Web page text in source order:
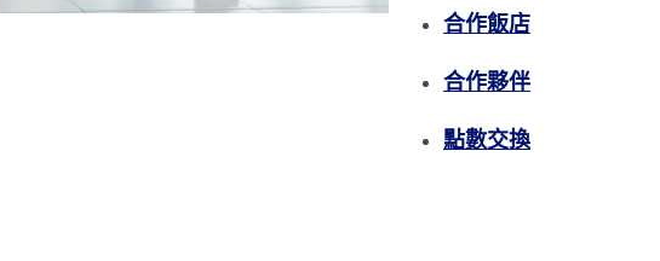
合作飯店
合作夥伴
點數交換